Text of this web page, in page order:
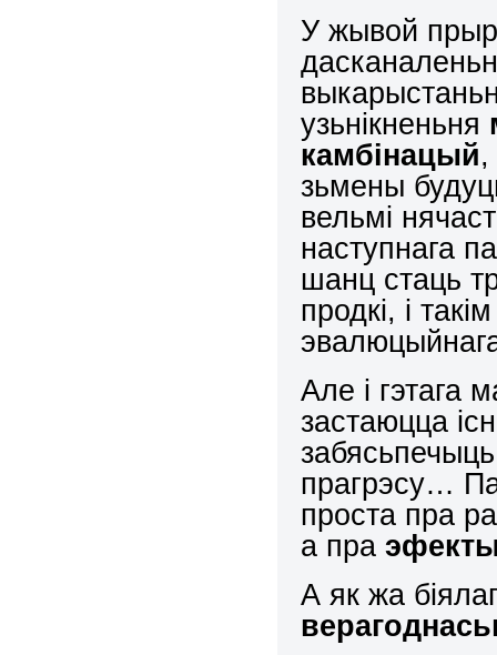
У жывой
узьнікненьня
камбінацый,
зьмены
вельмі
наступнага
шанц стаць
продкі, і
Але і гэтага
застаюцца
прагрэсу…
проста пра
а пра
А як жа